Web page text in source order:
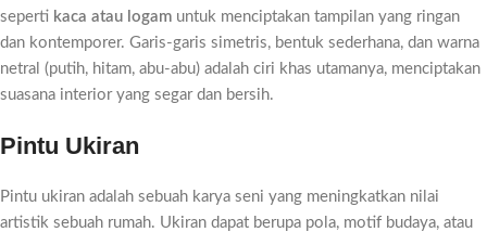
seperti kaca atau logam untuk menciptakan tampilan yang ringan
dan kontemporer. Garis-garis simetris, bentuk sederhana, dan warna
netral (putih, hitam, abu-abu) adalah ciri khas utamanya, menciptakan
suasana interior yang segar dan bersih.
Pintu Ukiran
Pintu ukiran adalah sebuah karya seni yang meningkatkan nilai
artistik sebuah rumah. Ukiran dapat berupa pola, motif budaya, atau